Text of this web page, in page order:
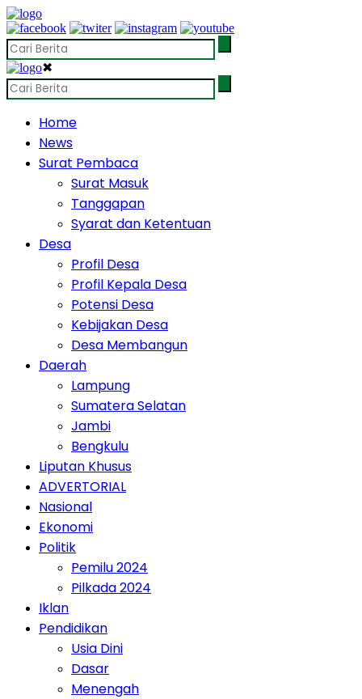
✖
Home
News
Surat Pembaca
Surat Masuk
Tanggapan
Syarat dan Ketentuan
Desa
Profil Desa
Profil Kepala Desa
Potensi Desa
Kebijakan Desa
Desa Membangun
Daerah
Lampung
Sumatera Selatan
Jambi
Bengkulu
Liputan Khusus
ADVERTORIAL
Nasional
Ekonomi
Politik
Pemilu 2024
Pilkada 2024
Iklan
Pendidikan
Usia Dini
Dasar
Menengah